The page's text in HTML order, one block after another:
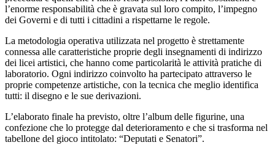
l’enorme responsabilità che è gravata sul loro compito, l’impegno
dei Governi e di tutti i cittadini a rispettarne le regole.
La metodologia operativa utilizzata nel progetto è strettamente
connessa alle caratteristiche proprie degli insegnamenti di indirizzo
dei licei artistici, che hanno come particolarità le attività pratiche di
laboratorio. Ogni indirizzo coinvolto ha partecipato attraverso le
proprie competenze artistiche, con la tecnica che meglio identifica
tutti: il disegno e le sue derivazioni.
L’elaborato finale ha previsto, oltre l’album delle figurine, una
confezione che lo protegge dal deterioramento e che si trasforma nel
tabellone del gioco intitolato: “Deputati e Senatori”.